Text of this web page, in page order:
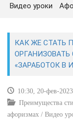
СЕГОДНЯ
ИНТЕРНЕТ И
Видео уроки
КАК ЖЕ СТАТЬ
ОРГАНИЗОВАТЬ
«ЗАРАБОТОК В
10:30, 20-фев-2023
Преимущества
афоризмах / Видео